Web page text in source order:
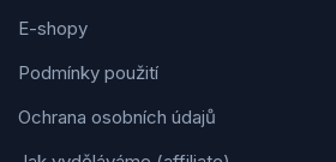
E-shopy
Podmínky použití
Ochrana osobních údajů